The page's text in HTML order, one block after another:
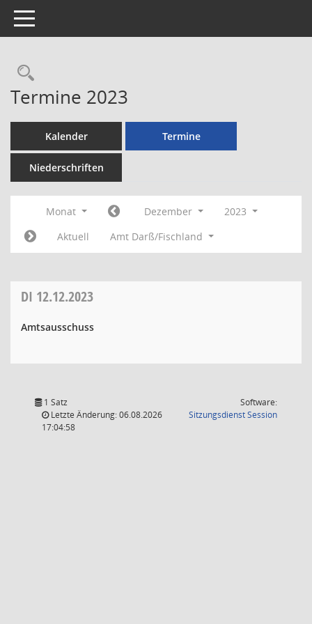
Toggle navigation
Rechercheauswahl
Termine 2023
Kalender Termine
Niederschriften
Monat Dezember
2023
Aktuell
Amt Darß/Fischland
DI 12.12.2023
Amtsausschuss
1 Satz
Letzte Änderung: 06.08.2026
17:04:58
Software:
SitzungsdienstSession(Wird in